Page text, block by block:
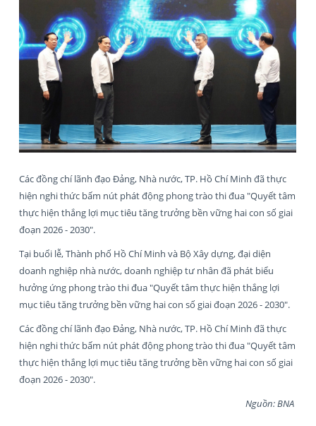
Các đồng chí lãnh đạo Đảng, Nhà nước, TP. Hồ Chí Minh đã thực
hiện nghi thức bấm nút phát động phong trào thi đua "Quyết tâm
thực hiện thắng lợi mục tiêu tăng trưởng bền vững hai con số giai
đoạn 2026 - 2030".
Tại buổi lễ, Thành phố Hồ Chí Minh và Bộ Xây dựng, đại diện
doanh nghiệp nhà nước, doanh nghiệp tư nhân đã phát biểu
hưởng ứng phong trào thi đua "Quyết tâm thực hiện thắng lợi
mục tiêu tăng trưởng bền vững hai con số giai đoạn 2026 - 2030".
Các đồng chí lãnh đạo Đảng, Nhà nước, TP. Hồ Chí Minh đã thực
hiện nghi thức bấm nút phát động phong trào thi đua "Quyết tâm
thực hiện thắng lợi mục tiêu tăng trưởng bền vững hai con số giai
đoạn 2026 - 2030".
Nguồn: BNA